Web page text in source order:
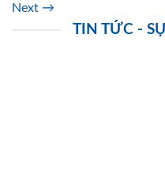
Next →
TIN TỨC -